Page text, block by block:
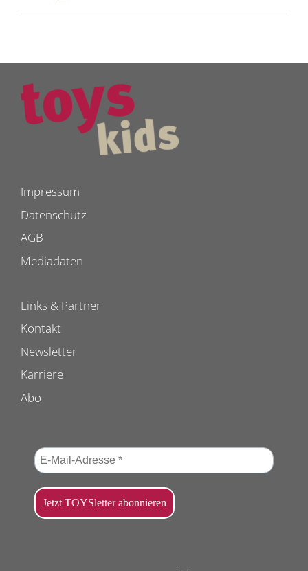
Impressum
Datenschutz
AGB
Mediadaten
Links & Partner
Kontakt
Newsletter
Karriere
Abo